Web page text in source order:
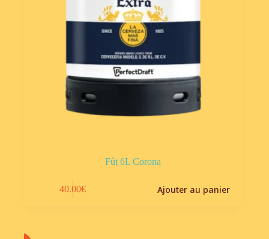
Fût 6L Corona
40.00€ Ajouter au panier